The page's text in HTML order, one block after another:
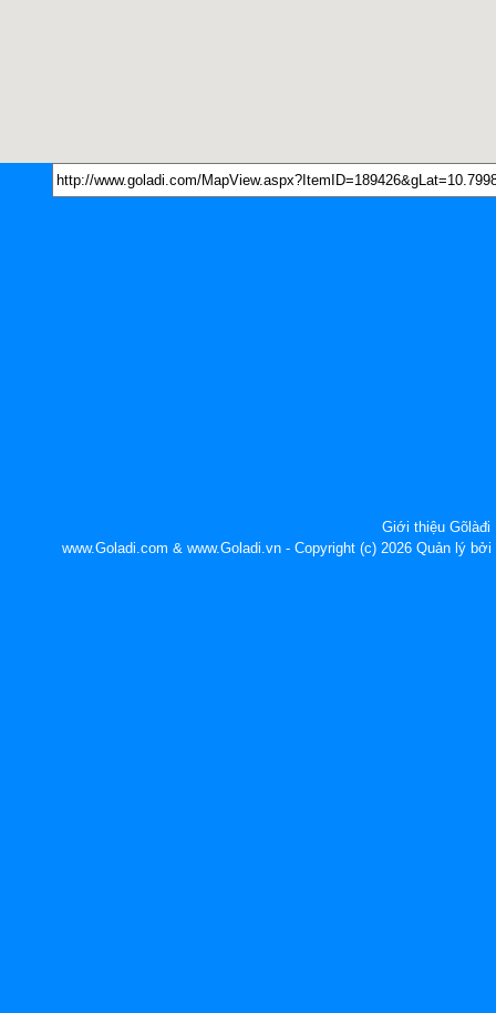
Giới thiệu Gõlàđi
www.Goladi.com & www.Goladi.vn - Copyright (c) 2026 Quản lý